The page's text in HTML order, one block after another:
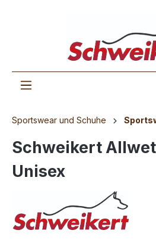
Sportswear und Schuhe
Schweikert
Unisex